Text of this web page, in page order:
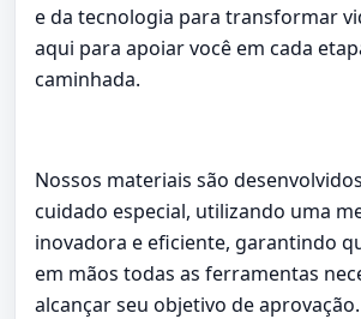
e da tecnologia para transformar
aqui para apoiar você em cada
caminhada.
Nossos materiais são
cuidado especial, utilizando uma
inovadora e eficiente, garantindo
em mãos todas as ferramentas
alcançar seu objetivo de aprovação.